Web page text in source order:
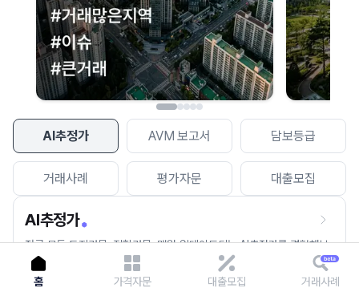
AI추정가 AVM 보고서 담보등급
거래사례 평가자문 대출모집
AI추정가
전국 모든 토지건물, 집합건물, 매월 업데이트되는 AI추정가를 경험해보
세요.
홈 가격자문 대출모집 거래사례